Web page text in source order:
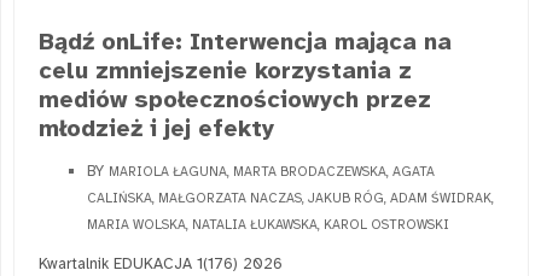
Bądź onLife: Interwencja mająca na
celu zmniejszenie korzystania z
mediów społecznościowych przez
młodzież i jej efekty
BY MARIOLA ŁAGUNA, MARTA BRODACZEWSKA, AGATA
CALIŃSKA, MAŁGORZATA NACZAS, JAKUB RÓG, ADAM ŚWIDRAK,
MARIA WOLSKA, NATALIA ŁUKAWSKA, KAROL OSTROWSKI
Kwartalnik EDUKACJA 1(176) 2026